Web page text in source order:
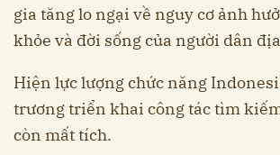
gia tăng lo ngại về nguy cơ ảnh
khỏe và đời sống của người dân
Hiện lực lượng chức năng
trương triển khai công tác tìm
còn mất tích.